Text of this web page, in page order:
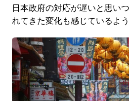
日本政府の対応が遅いと思い
れてきた変化も感じているよう